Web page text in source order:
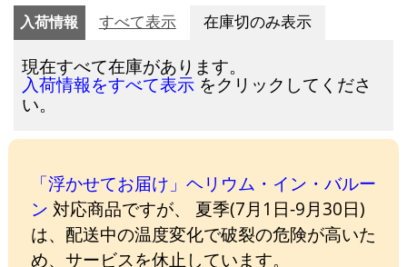
入荷情報 すべて表示 在庫切のみ表示
現在すべて在庫があります。
入荷情報をすべて表示 をクリックしてくださ
い。
「浮かせてお届け」ヘリウム・イン・バルー
ン 対応商品ですが、 夏季(7月1日-9月30日)
は、配送中の温度変化で破裂の危険が高いた
め、サービスを休止しています。